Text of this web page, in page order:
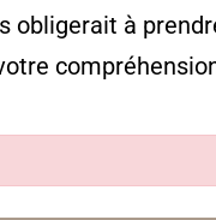
obligerait à